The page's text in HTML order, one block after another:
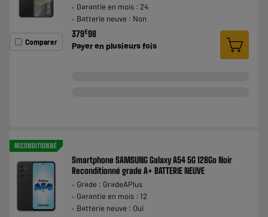
Comparer
Garantie en mois : 24
Batterie neuve : Non
379€98
Payer en plusieurs fois
RECONDITIONNÉ
Smartphone SAMSUNG Galaxy A54 5G 128Go Noir
Reconditionné grade A+ BATTERIE NEUVE
Grade : GradeAPlus
Garantie en mois : 12
Batterie neuve : Oui